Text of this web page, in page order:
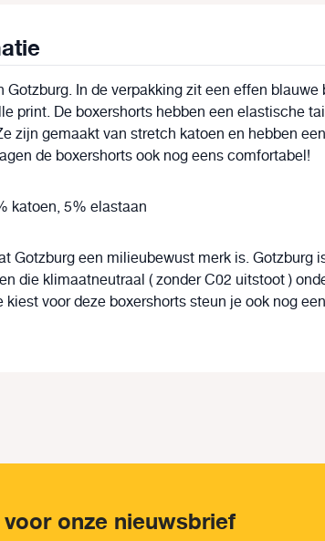
In de verpakking zit een effen blauwe
print. De boxershorts hebben een elastische
zijn gemaakt van stretch katoen en hebben
de boxershorts ook nog eens comfortabel!
katoen, 5% elastaan
Gotzburg een milieubewust merk is. Gotzburg
die klimaatneutraal ( zonder C02 uitstoot )
kiest voor deze boxershorts steun je ook nog
onze nieuwsbrief